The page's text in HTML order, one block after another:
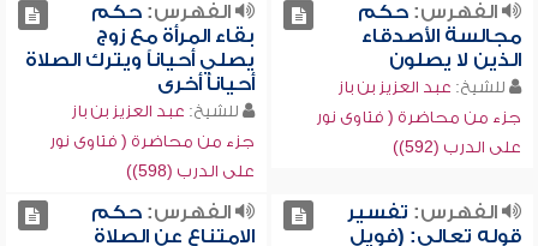
الفهرس:حكم
مجالسة الأصدقاء
الذين لا يصلون
للشيخ: عبد العزيز بن باز
جزء من محاضرة ( فتاوى نور
على الدرب (592))
الفهرس:حكم
بقاء المرأة مع زوج
يصلي أحياناً ويترك الصلاة
أحياناً أخرى
للشيخ: عبد العزيز بن باز
جزء من محاضرة ( فتاوى نور
على الدرب (598))
الفهرس: تفسير
قوله تعالى: (فويل
الفهرس:حكم
الامتناع عن الصلاة